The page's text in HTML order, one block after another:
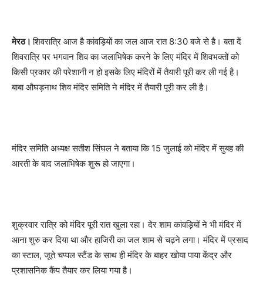
मेरठ।शिवरात्रि आज है कांवड़ियों का जल आज रात 8:30 बजे से है। बता दें
शिवरात्रि पर भगवान शिव का जलाभिषेक करने के लिए मंदिर में शिवभक्तों को
किसी प्रकार की परेशानी न हो इसके लिए मंदिरों में तैयारी पूरी कर ली गई है।
बाबा औघड़नाथ शिव मंदिर समिति ने मंदिर में तैयारी पूरी कर ली है।
मंदिर समिति अध्यक्ष सतीश सिंघल ने बताया कि 15 जुलाई को मंदिर में सुबह की
आरती के बाद जलाभिषेक शुरू हो जाएगा।
शुक्रवार रात्रि को मंदिर पूरी रात खुला रहा। देर शाम कांवड़ियों ने भी मंदिर में
आना शुरु कर दिया था और हाजिरी का जल शाम से चढ़ने लगा। मंदिर में प्रसाद
का स्टाल, जूते चप्पल स्टैंड के साथ ही मंदिर के बाहर खोया पाया केंद्र और
प्रशासनिक कैंप तैयार कर लिया गया है।